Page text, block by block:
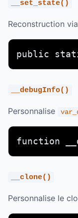
__set_state()
Reconstruction via
public
__debugInfo()
Personnalise
function
__clone()
Personnalise le